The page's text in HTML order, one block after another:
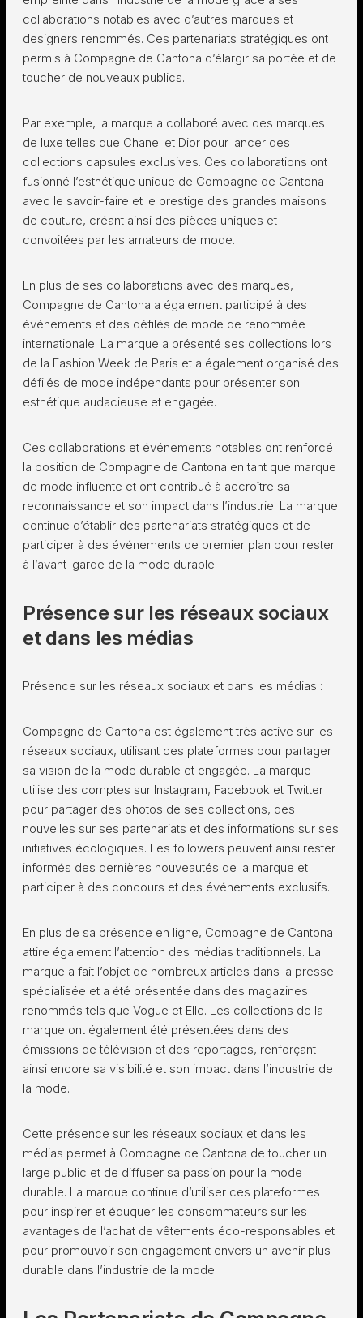
collaborations notables avec d’autres marques et
designers renommés. Ces partenariats stratégiques ont
permis à Compagne de Cantona d’élargir sa portée et de
toucher de nouveaux publics.
Par exemple, la marque a collaboré avec des marques
de luxe telles que Chanel et Dior pour lancer des
collections capsules exclusives. Ces collaborations ont
fusionné l’esthétique unique de Compagne de Cantona
avec le savoir-faire et le prestige des grandes maisons
de couture, créant ainsi des pièces uniques et
convoitées par les amateurs de mode.
En plus de ses collaborations avec des marques,
Compagne de Cantona a également participé à des
événements et des défilés de mode de renommée
internationale. La marque a présenté ses collections lors
de la Fashion Week de Paris et a également organisé des
défilés de mode indépendants pour présenter son
esthétique audacieuse et engagée.
Ces collaborations et événements notables ont renforcé
la position de Compagne de Cantona en tant que marque
de mode influente et ont contribué à accroître sa
reconnaissance et son impact dans l’industrie. La marque
continue d’établir des partenariats stratégiques et de
participer à des événements de premier plan pour rester
à l’avant-garde de la mode durable.
Présence sur les réseaux sociaux
et dans les médias
Présence sur les réseaux sociaux et dans les médias :
Compagne de Cantona est également très active sur les
réseaux sociaux, utilisant ces plateformes pour partager
sa vision de la mode durable et engagée. La marque
utilise des comptes sur Instagram, Facebook et Twitter
pour partager des photos de ses collections, des
nouvelles sur ses partenariats et des informations sur ses
initiatives écologiques. Les followers peuvent ainsi rester
informés des dernières nouveautés de la marque et
participer à des concours et des événements exclusifs.
En plus de sa présence en ligne, Compagne de Cantona
attire également l’attention des médias traditionnels. La
marque a fait l’objet de nombreux articles dans la presse
spécialisée et a été présentée dans des magazines
renommés tels que Vogue et Elle. Les collections de la
marque ont également été présentées dans des
émissions de télévision et des reportages, renforçant
ainsi encore sa visibilité et son impact dans l’industrie de
la mode.
Cette présence sur les réseaux sociaux et dans les
médias permet à Compagne de Cantona de toucher un
large public et de diffuser sa passion pour la mode
durable. La marque continue d’utiliser ces plateformes
pour inspirer et éduquer les consommateurs sur les
avantages de l’achat de vêtements éco-responsables et
pour promouvoir son engagement envers un avenir plus
durable dans l’industrie de la mode.